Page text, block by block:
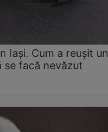
Iași. Cum a reușit un
se facă nevăzut